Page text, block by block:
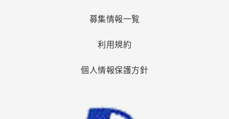
募集情報一覧
利用規約
個人情報保護方針